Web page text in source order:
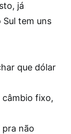
já
tem uns
que dólar
câmbio fixo,
pra não